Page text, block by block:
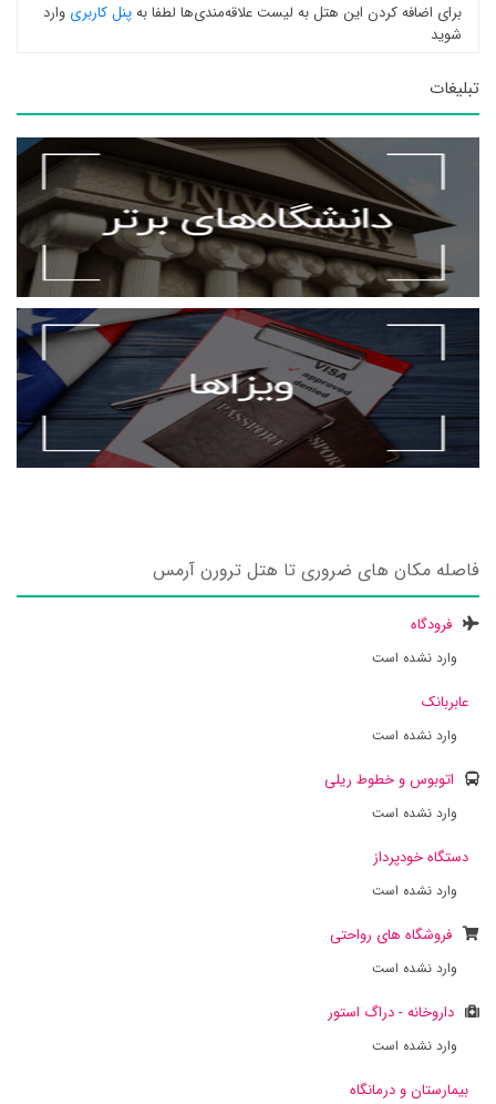
برای اضافه کردن این هتل به لیست علاقه‌مندی‌ها لطفا بهپنل کاربری وارد
شوید
تبلیغات
فاصله مکان های ضروری تا هتل ترورن آرمس
فرودگاه
وارد نشده است
عابربانک
وارد نشده است
اتوبوس و خطوط ریلی
وارد نشده است
دستگاه خودپرداز
وارد نشده است
فروشگاه های رواحتی
وارد نشده است
داروخانه - دراگ استور
وارد نشده است
بیمارستان و درمانگاه